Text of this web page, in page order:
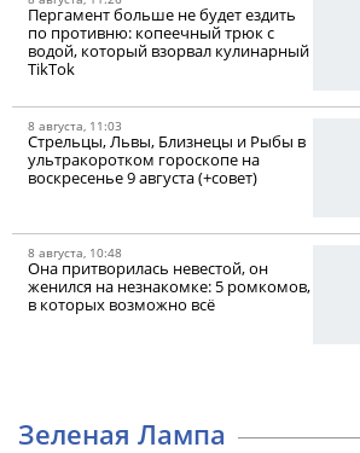
Пергамент больше не будет ездить
по противню: копеечный трюк с
водой, который взорвал кулинарный
TikTok
8 августа, 11:03
Стрельцы, Львы, Близнецы и Рыбы в
ультракоротком гороскопе на
воскресенье 9 августа (+совет)
8 августа, 10:48
Она притворилась невестой, он
женился на незнакомке: 5 ромкомов,
в которых возможно всё
Зеленая Лампа